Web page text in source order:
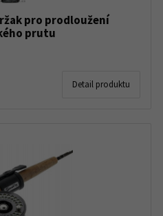
pro prodloužení
prutu
Detail produktu